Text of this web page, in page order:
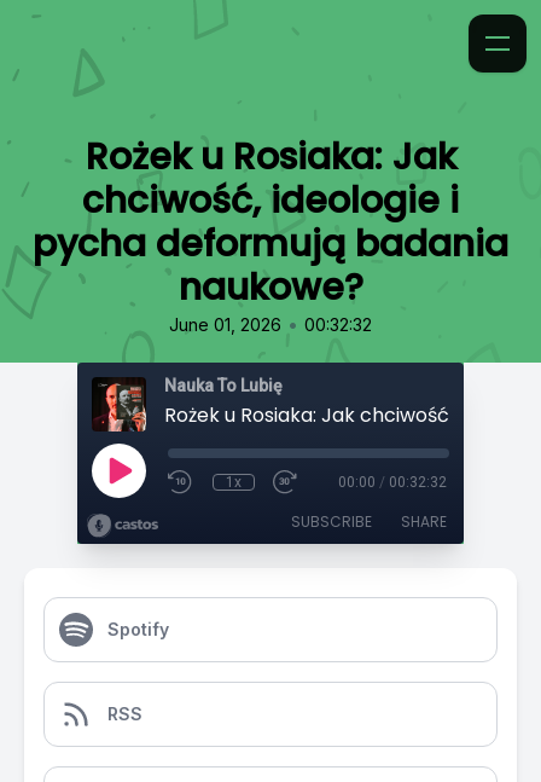
Rożek u Rosiaka: Jak
chciwość, ideologie i
pycha deformują badania
naukowe?
June 01, 2026 • 00:32:32
Nauka To Lubię
1x 00:00 / 00:32:32
SUBSCRIBE SHARE
Spotify
RSS